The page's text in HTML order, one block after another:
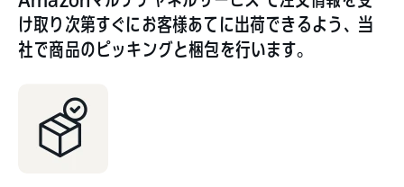
け取り次第すぐにお客様あてに出荷できるよう、当
社で商品のピッキングと梱包を行います。